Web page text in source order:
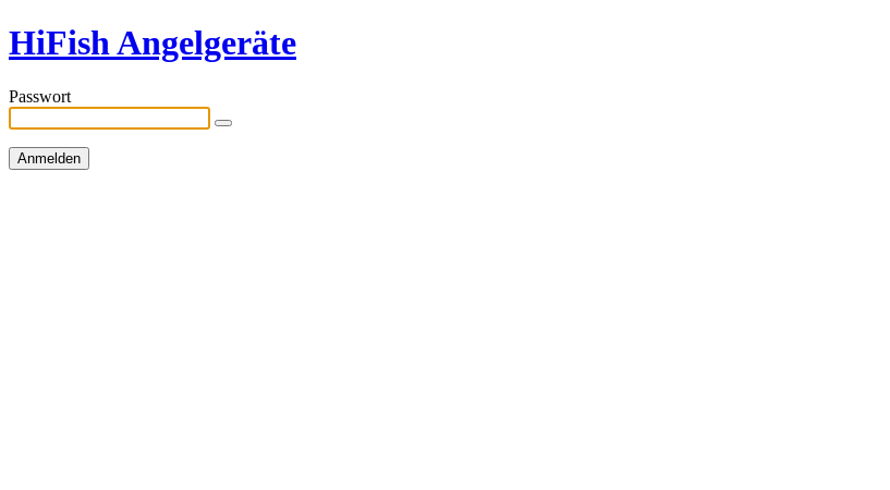
HiFish Angelgeräte
Passwort